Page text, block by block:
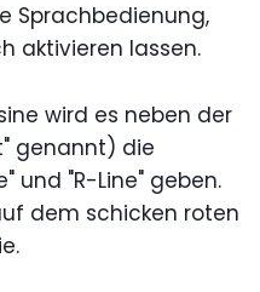
Sprachbedienung,
aktivieren lassen.
wird es neben der
genannt) die
und "R-Line" geben.
dem schicken roten